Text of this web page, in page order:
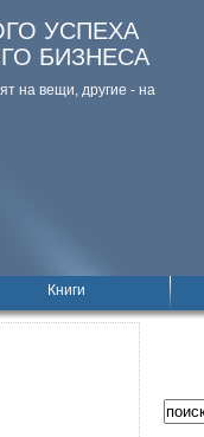
УСПЕХА
БИЗНЕСА
на вещи, дpугие - на
Книги